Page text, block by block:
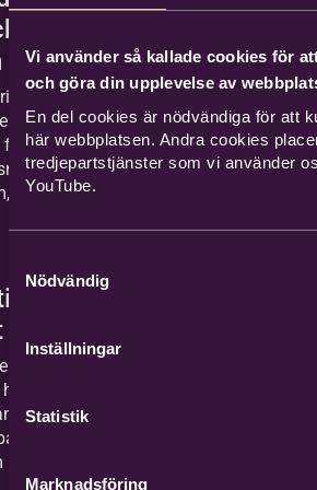
Vi använder så kallade cookies för
och göra din upplevelse av
En del cookies är nödvändiga för att
här webbplatsen. Andra cookies
tredjepartstjänster som vi använder
YouTube.
Nödvändig
Inställningar
Statistik
Marknadsföring
i
om
framtid.
för
övningar,
i
material om
det
Finns också